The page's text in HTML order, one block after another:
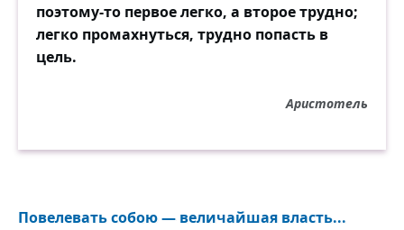
поэтому-то первое легко, а второе трудно;
легко промахнуться, трудно попасть в
цель.
Аристотель
Повелевать собою — величайшая власть...